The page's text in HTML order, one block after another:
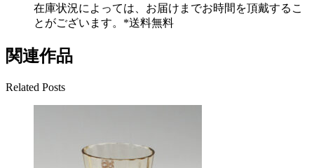
在庫状況によっては、お届けまでお時間を頂戴するこ
とがございます。*送料無料
関連作品
Related Posts